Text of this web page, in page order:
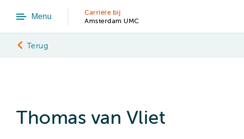
Menu
Carrière bij
Amsterdam UMC
Terug
Thomas van Vliet